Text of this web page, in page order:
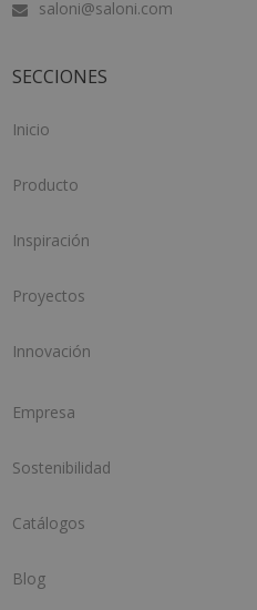
saloni@saloni.com
SECCIONES
Inicio
Producto
Inspiración
Proyectos
Innovación
Empresa
Sostenibilidad
Catálogos
Blog